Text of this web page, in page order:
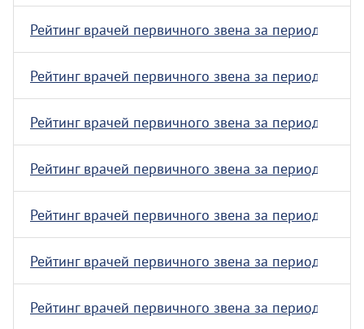
Рейтинг врачей первичного звена за период с
Рейтинг врачей первичного звена за период с
Рейтинг врачей первичного звена за период с
Рейтинг врачей первичного звена за период с
Рейтинг врачей первичного звена за период с
Рейтинг врачей первичного звена за период с
Рейтинг врачей первичного звена за период с